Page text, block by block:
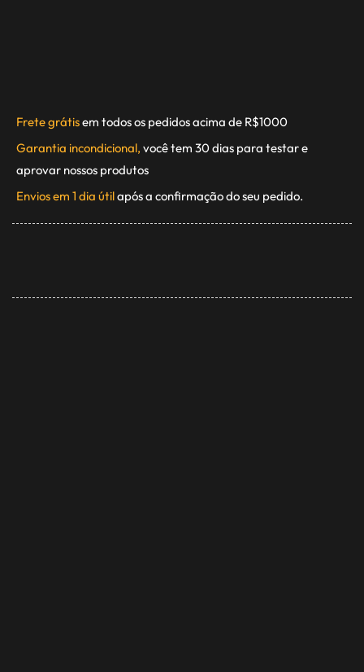
Frete grátisem todos os pedidos acima de R$1000
Garantia incondicional, você tem 30 dias para testar e
aprovar nossos produtos
Envios em 1 dia útilapós a confirmação do seu pedido.